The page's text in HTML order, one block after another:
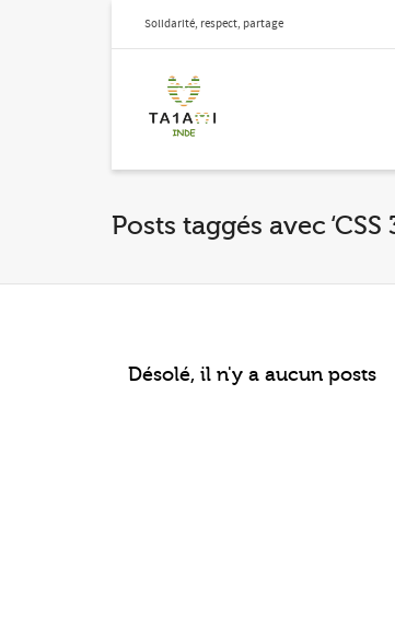
Solidarité, respect, partage
Posts taggés avec ‘CSS
Désolé, il n'y a aucun posts